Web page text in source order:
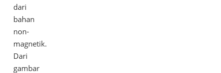
dari
bahan
non-
magnetik.
Dari
gambar